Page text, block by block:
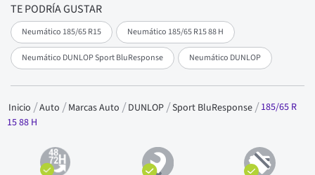
TE PODRÍA GUSTAR
Neumático 185/65 R15 Neumático 185/65 R15 88 H
Neumático DUNLOP Sport BluResponse Neumático DUNLOP
Inicio Auto Marcas Auto DUNLOP Sport BluResponse
185/65 R
15 88 H